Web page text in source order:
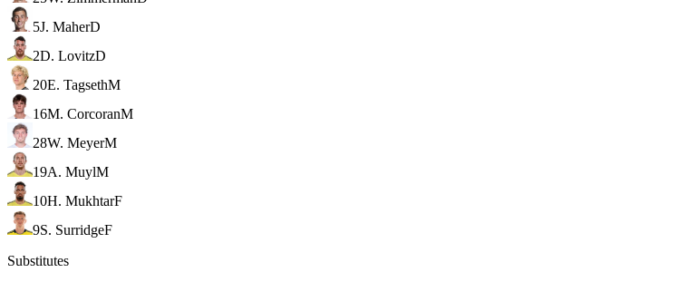
5J. MaherD
2D. LovitzD
20E. TagsethM
16M. CorcoranM
28W. MeyerM
19A. MuylM
10H. MukhtarF
9S. SurridgeF
Substitutes